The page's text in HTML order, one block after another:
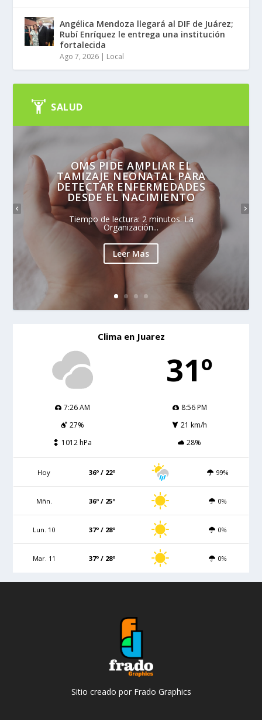
Angélica Mendoza llegará al DIF de Juárez;
Rubí Enríquez le entrega una institución
fortalecida
Ago 7, 2026 | Local
SALUD
OMS PIDE AMPLIAR EL
TAMIZAJE NEONATAL PARA
DETECTAR ENFERMEDADES
DESDE EL NACIMIENTO
Tiempo de lectura: 2 minutos. La
Organización...
Leer Mas
Clima en Juarez
31º
7:26 AM
8:56 PM
27%
21 km/h
1012 hPa
28%
Hoy 36º / 22º 99%
Mñn. 36º / 25º 0%
Lun. 10 37º / 28º 0%
Mar. 11 37º / 28º 0%
Sitio creado por Frado Graphics